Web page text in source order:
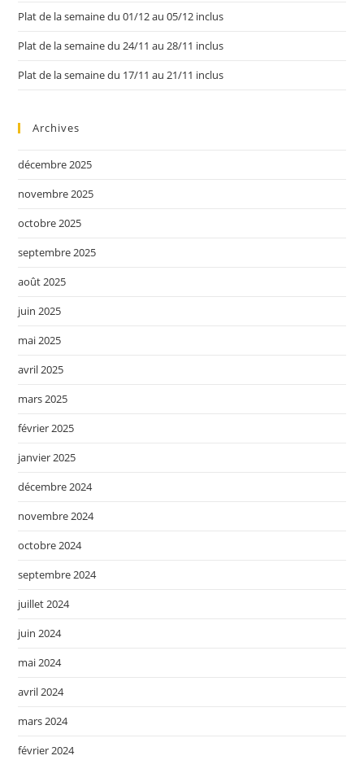
Plat de la semaine du 01/12 au 05/12 inclus
Plat de la semaine du 24/11 au 28/11 inclus
Plat de la semaine du 17/11 au 21/11 inclus
Archives
décembre 2025
novembre 2025
octobre 2025
septembre 2025
août 2025
juin 2025
mai 2025
avril 2025
mars 2025
février 2025
janvier 2025
décembre 2024
novembre 2024
octobre 2024
septembre 2024
juillet 2024
juin 2024
mai 2024
avril 2024
mars 2024
février 2024